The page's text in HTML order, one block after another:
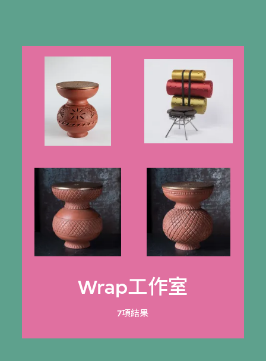
Wrap工作室
7項結果